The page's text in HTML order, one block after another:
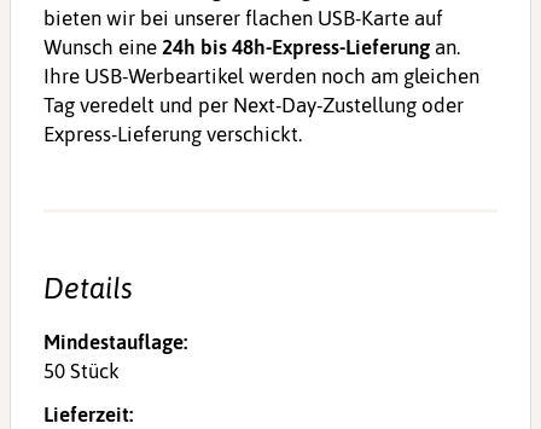
bieten wir bei unserer flachen USB-Karte auf
Wunsch eine 24h bis 48h-Express-Lieferung an.
Ihre USB-Werbeartikel werden noch am gleichen
Tag veredelt und per Next-Day-Zustellung oder
Express-Lieferung verschickt.
Details
Mindestauflage:
50 Stück
Lieferzeit: